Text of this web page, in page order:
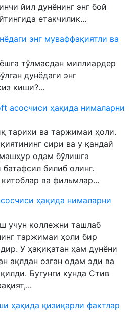
йил дунёнинг энг бой
етакчилик...
энг муваффақиятли ва
тўлмасдан миллиардер
дунёдаги энг
киши?...
асосчиси ҳақида нималарни
тарихи ва таржимаи ҳоли.
сири ва у қандай
одам бўлишга
билиб олинг.
ва фильмлар...
ҳақида нималарни
учун коллежни ташлаб
таржимаи ҳоли бир
У ҳақиқатан ҳам дунёни
ақлдан озган одам эди ва
Бугунги кунда Стив
ҳақида қизиқарли фактлар